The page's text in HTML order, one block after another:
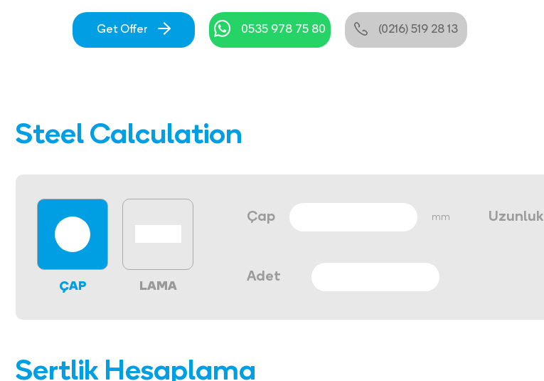
Get Offer 0535 978 75 80 (0216) 519 28 13
Steel Calculation
ÇAP LAMA
Çap mm Uzunluk
Adet
Sertlik Hesaplama